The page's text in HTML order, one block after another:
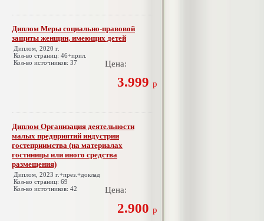
Диплом Меры социально-правовой
защиты женщин, имеющих детей
Диплом, 2020 г.
Кол-во страниц: 46+прил.
Кол-во источников: 37
Цена:
3.999 р
Диплом Организация деятельности
малых предприятий индустрии
гостеприимства (на материалах
гостиницы или иного средства
размещения)
Диплом, 2023 г.+през.+доклад
Кол-во страниц: 69
Кол-во источников: 42
Цена:
2.900 р